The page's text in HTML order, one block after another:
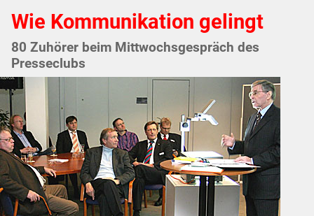
Wie Kommunikation gelingt
80 Zuhörer beim Mittwochsgespräch des
Presseclubs